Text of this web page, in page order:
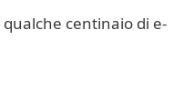
centinaio di e-